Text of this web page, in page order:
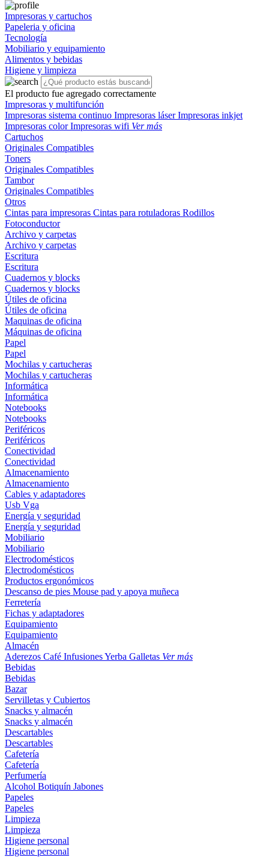
Impresoras y cartuchos
Papeleria y oficina
Tecnología
Mobiliario y equipamiento
Alimentos y bebidas
Higiene y limpieza
El producto fue agregado correctamente
Impresoras y multifunción
Impresoras sistema continuo Impresoras láserImpresoras inkjet
Impresoras colorImpresoras wifi Ver más
Cartuchos
Originales Compatibles
Toners
Originales Compatibles
Tambor
Originales Compatibles
Otros
Cintas para impresoras Cintas para rotuladoras Rodillos
Fotoconductor
Archivo y carpetas
Archivo y carpetas
Escritura
Escritura
Cuadernos y blocks
Cuadernos y blocks
Útiles de oficina
Útiles de oficina
Maquinas de oficina
Máquinas de oficina
Papel
Papel
Mochilas y cartucheras
Mochilas y cartucheras
Informática
Informática
Notebooks
Notebooks
Periféricos
Periféricos
Conectividad
Conectividad
Almacenamiento
Almacenamiento
Cables y adaptadores
Usb Vga
Energía y seguridad
Energía y seguridad
Mobiliario
Mobiliario
Electrodomésticos
Electrodomésticos
Productos ergonómicos
Descanso de pies Mouse pad y apoya muñeca
Ferretería
Fichas y adaptadores
Equipamiento
Equipamiento
Almacén
Aderezos Café InfusionesYerba Galletas Ver más
Bebidas
Bebidas
Bazar
Servilletas y Cubiertos
Snacks y almacén
Snacks y almacén
Descartables
Descartables
Cafetería
Cafetería
Perfumería
Alcohol Botiquín Jabones
Papeles
Papeles
Limpieza
Limpieza
Higiene personal
Higiene personal